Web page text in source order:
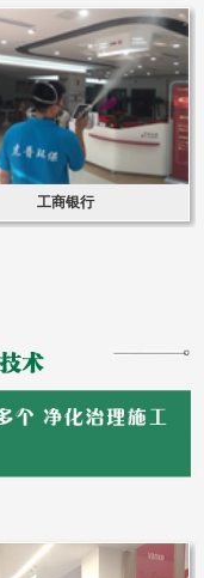
工商银行